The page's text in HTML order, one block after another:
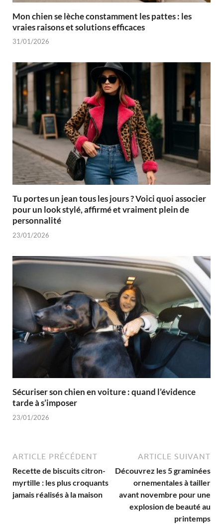
Mon chien se lèche constamment les pattes : les
vraies raisons et solutions efficaces
31/01/2026
Tu portes un jean tous les jours ? Voici quoi associer
pour un look stylé, affirmé et vraiment plein de
personnalité
23/01/2026
Sécuriser son chien en voiture : quand l’évidence
tarde à s’imposer
23/01/2026
ARTICLE PRÉCÉDENT
Recette de biscuits citron-
myrtille : les plus croquants
jamais réalisés à la maison
ARTICLE SUIVANT
Découvrez les 5 graminées
ornementales à tailler
avant novembre pour une
explosion de beauté au
printemps